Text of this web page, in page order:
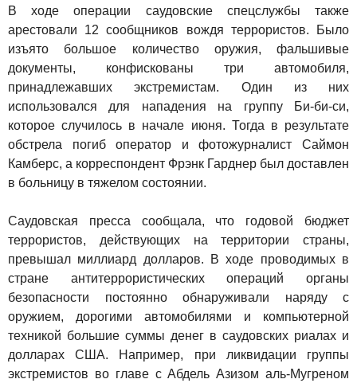
В ходе операции саудовские спецслужбы также
арестовали 12 сообщников вождя террористов. Было
изъято большое количество оружия, фальшивые
документы, конфискованы три автомобиля,
принадлежавших экстремистам. Один из них
использовался для нападения на группу Би-би-си,
которое случилось в начале июня. Тогда в результате
обстрела погиб оператор и фотожурналист Саймон
Камберс, а корреспондент Фрэнк Гарднер был доставлен
в больницу в тяжелом состоянии.
Саудовская пресса сообщала, что годовой бюджет
террористов, действующих на территории страны,
превышал миллиард долларов. В ходе проводимых в
стране антитеррористических операций органы
безопасности постоянно обнаруживали наряду с
оружием, дорогими автомобилями и компьютерной
техникой большие суммы денег в саудовских риалах и
долларах США. Например, при ликвидации группы
экстремистов во главе с Абдель Азизом аль-Мугреном